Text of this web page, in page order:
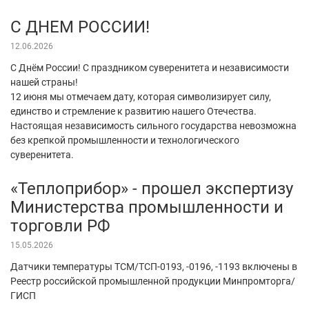
С ДНЕМ РОССИИ!
12.06.2026
С Днём России! С праздником суверенитета и независимости
нашей страны!
12 июня мы отмечаем дату, которая символизирует силу,
единство и стремление к развитию нашего Отечества.
Настоящая независимость сильного государства невозможна
без крепкой промышленности и технологического
суверенитета.
«Теплоприбор» - прошел экспертизу
Министерства промышленности и
торговли РФ
15.05.2026
Датчики температуры ТСМ/ТСП-0193, -0196, -1193 включены в
Реестр российской промышленной продукции Минпромторга/
ГИСП